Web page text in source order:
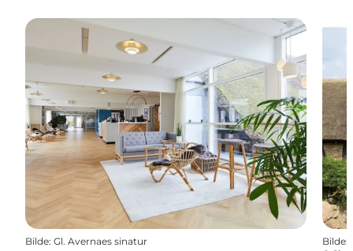
Bilde: Gl. Avernaes sinatur Bilde: